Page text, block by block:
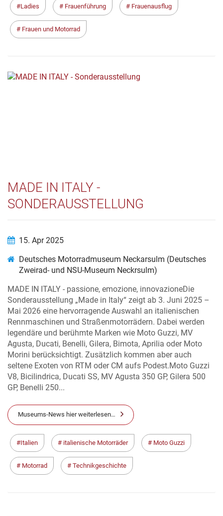
Ladies Frauenführung Frauenausflug
Frauen und Motorrad
MADE IN ITALY -
SONDERAUSSTELLUNG
15. Apr 2025
Deutsches Motorradmuseum Neckarsulm (Deutsches
Zweirad- und NSU-Museum Neckrsulm)
MADE IN ITALY - passione, emozione, innovazioneDie
Sonderausstellung „Made in Italy“ zeigt ab 3. Juni 2025 –
Mai 2026 eine hervorragende Auswahl an italienischen
Rennmaschinen und Straßenmotorrädern. Dabei werden
legendäre und berühmte Marken wie Moto Guzzi, MV
Agusta, Ducati, Benelli, Gilera, Bimota, Aprilia oder Moto
Morini berücksichtigt. Zusätzlich kommen aber auch
seltene Exoten von RTM oder CM aufs Podest.Moto Guzzi
V8, Bicilindrica, Ducati SS, MV Agusta 350 GP, Gilera 500
GP, Benelli 250...
Museums-News hier weiterlesen…
Italien italienische Motorräder Moto Guzzi
Motorrad Technikgeschichte